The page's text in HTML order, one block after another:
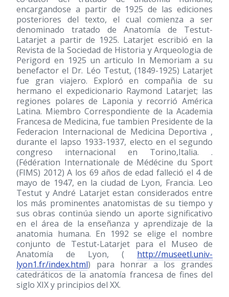
encargandose a partir de 1925 de las ediciones
posteriores del texto, el cual comienza a ser
denominado tratado de Anatomía de Testut-
Latarjet a partir de 1925. Latarjet escribió en la
Revista de la Sociedad de Historia y Arqueologia de
Perigord en 1925 un articulo In Memoriam a su
benefactor el Dr. Léo Testut, (1849-1925) Latarjet
fue gran viajero. Exploró en compañia de su
hermano el expedicionario Raymond Latarjet; las
regiones polares de Laponia y recorrió América
Latina. Miembro Correspondiente de la Academia
Francesa de Medicina, fue tambien Presidente de la
Federacion Internacional de Medicina Deportiva ,
durante el lapso 1933-1937, electo en el segundo
congreso internacional en Torino,Italia. .
(Fédération Internationale de Médécine du Sport
(FIMS) 2012) A los 69 años de edad falleció el 4 de
mayo de 1947, en la ciudad de Lyon, Francia. Leo
Testut y André Latarjet estan considerados entre
los más prominentes anatomistas de su tiempo y
sus obras continúa siendo un aporte significativo
en el área de la enseñanza y aprendizaje de la
anatomia humana. En 1992 se elige el nombre
conjunto de Testut-Latarjet para el Museo de
Anatomía de Lyon, ( http://museetl.univ-
lyon1.fr/index.html) para honrar a los grandes
catedráticos de la anatomía francesa de fines del
siglo XIX y principios del XX.